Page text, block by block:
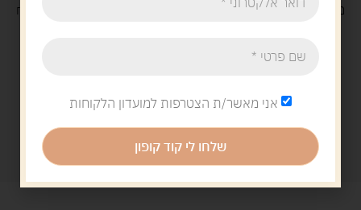
משלוח חינםבקנייה מעל 329 ש"ח
אני מאשר/ת הצטרפות למועדון הלקוחות
שלחו לי קוד קופון